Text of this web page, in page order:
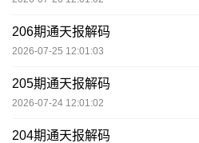
206期通天报解码
2026-07-25 12:01:03
205期通天报解码
2026-07-24 12:01:02
204期通天报解码